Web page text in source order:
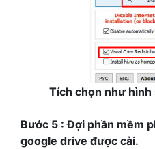
Tích chọn như hình
Bước 5 : Đợi phần mềm
google drive được cài.